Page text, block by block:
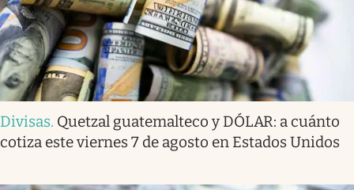
Divisas. Quetzal guatemalteco y DÓLAR: a cuánto
cotiza este viernes 7 de agosto en Estados Unidos